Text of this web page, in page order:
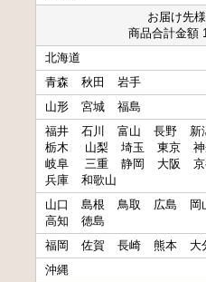
お届け先
商品合計金額
北海道
青森
秋田 岩手
山形
宮城 福島
福井
石川 富山 長野 新
栃木
山梨 埼玉 東京 神
岐阜
三重 静岡 大阪
兵庫
和歌山
山口 島根 鳥取 広島 岡
高知
徳島
福岡 佐賀 長崎 熊本 大
沖縄